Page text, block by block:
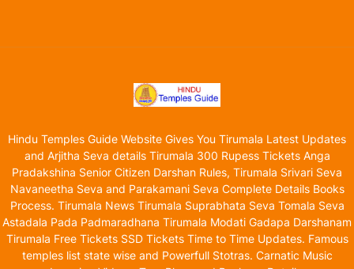
Hindu Temples Guide Website Gives You Tirumala Latest Updates
and Arjitha Seva details Tirumala 300 Rupess Tickets Anga
Pradakshina Senior Citizen Darshan Rules, Tirumala Srivari Seva
Navaneetha Seva and Parakamani Seva Complete Details Books
Process. Tirumala News Tirumala Suprabhata Seva Tomala Seva
Astadala Pada Padmaradhana Tirumala Modati Gadapa Darshanam
Tirumala Free Tickets SSD Tickets Time to Time Updates. Famous
temples list state wise and Powerfull Stotras. Carnatic Music